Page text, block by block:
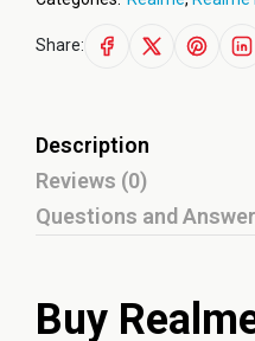
Share:
Description
Reviews (0)
Questions and
Buy